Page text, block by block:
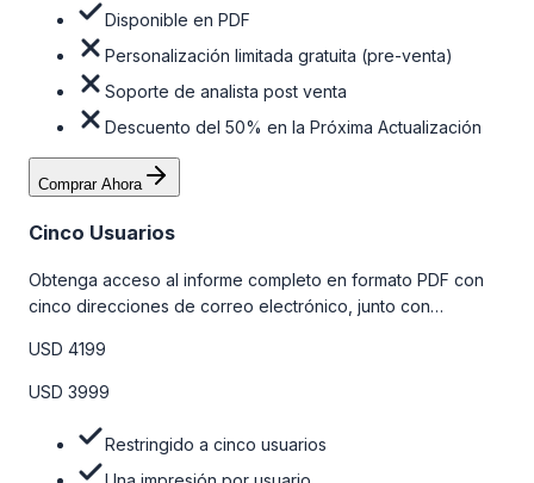
Disponible en PDF
Personalización limitada gratuita (pre-venta)
Soporte de analista post venta
Descuento del 50% en la Próxima Actualización
Comprar Ahora
Cinco Usuarios
Obtenga acceso al informe completo en formato PDF con
cinco direcciones de correo electrónico, junto con
venta y el soporte post-venta de nuestros analistas. Para
obtener más información, consulte la tabla de precios a
USD 4199
USD 3999
Restringido a cinco usuarios